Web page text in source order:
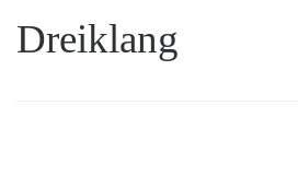
Dreiklang